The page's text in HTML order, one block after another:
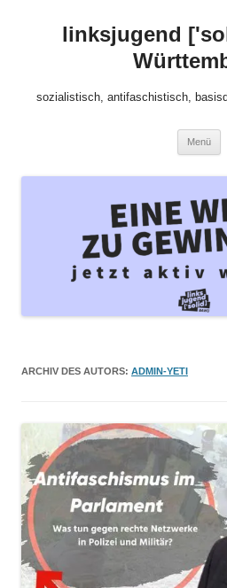
springenlinksjugend
sozialistisch, antifaschistisch,
Menü
ARCHIV DES AUTORS: ADMIN-YETI